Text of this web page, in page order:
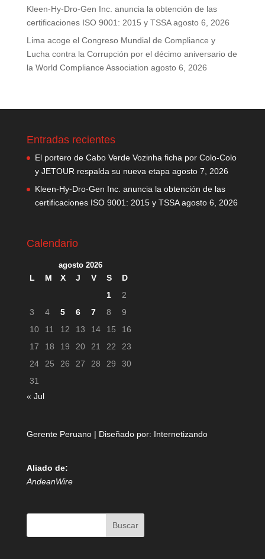
Kleen-Hy-Dro-Gen Inc. anuncia la obtención de las
certificaciones ISO 9001: 2015 y TSSA agosto 6, 2026
Lima acoge el Congreso Mundial de Compliance y
Lucha contra la Corrupción por el décimo aniversario de
la World Compliance Association agosto 6, 2026
Entradas recientes
El portero de Cabo Verde Vozinha ficha por Colo-Colo
y JETOUR respalda su nueva etapa agosto 7, 2026
Kleen-Hy-Dro-Gen Inc. anuncia la obtención de las
certificaciones ISO 9001: 2015 y TSSA agosto 6, 2026
Calendario
agosto 2026
L M X J V S
D
1
2
3
4 5 6 7 8
9
10
11 12 13 14 15
16
17
18 19 20 21 22
23
24
25 26 27 28 29
30
31
« Jul
Gerente Peruano | Diseñado por: Internetizando
Aliado de:
AndeanWire